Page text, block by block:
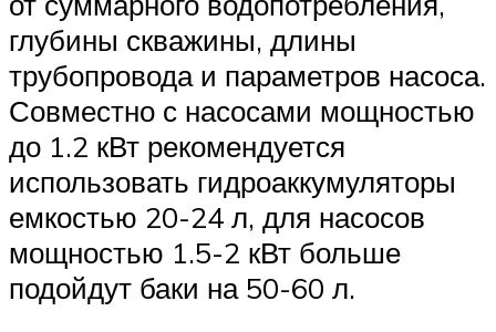
глубины скважины, длины
трубопровода и параметров насоса.
Совместно с насосами мощностью
до 1.2 кВт рекомендуется
использовать гидроаккумуляторы
емкостью 20-24 л, для насосов
мощностью 1.5-2 кВт больше
подойдут баки на 50-60 л.